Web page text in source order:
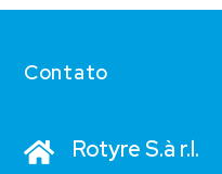
Contato
Rotyre S.à r.l.